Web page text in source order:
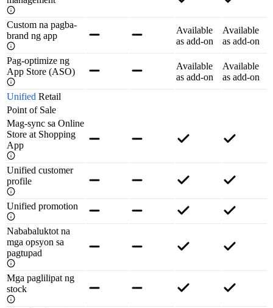
Custom na pagba-
brand ng app
Available
as add-on
Available
as add-on
Pag-optimize ng
App Store (ASO)
Available
as add-on
Available
as add-on
Unified Retail
Point of Sale
Mag-sync sa Online
Store at Shopping
App
Unified customer
profile
Unified promotion
Nababaluktot na
mga opsyon sa
pagtupad
Mga paglilipat ng
stock